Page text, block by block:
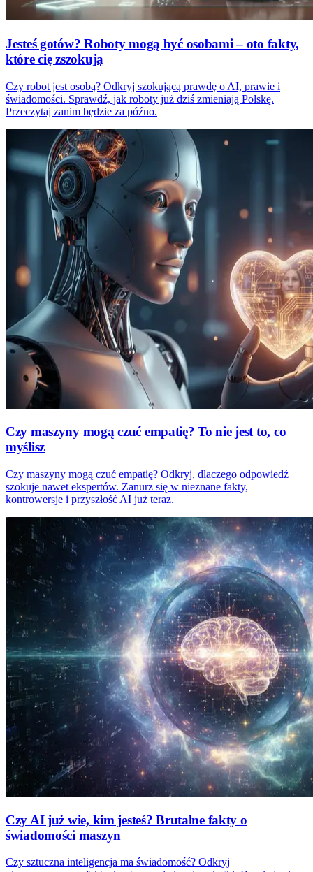
Jesteś gotów? Roboty mogą być osobami – oto fakty,
które cię zszokują
Czy robot jest osobą? Odkryj szokującą prawdę o AI, prawie i
świadomości. Sprawdź, jak roboty już dziś zmieniają Polskę.
Przeczytaj zanim będzie za późno.
Czy maszyny mogą czuć empatię? To nie jest to, co
myślisz
Czy maszyny mogą czuć empatię? Odkryj, dlaczego odpowiedź
szokuje nawet ekspertów. Zanurz się w nieznane fakty,
kontrowersje i przyszłość AI już teraz.
Czy AI już wie, kim jesteś? Brutalne fakty o
świadomości maszyn
Czy sztuczna inteligencja ma świadomość? Odkryj